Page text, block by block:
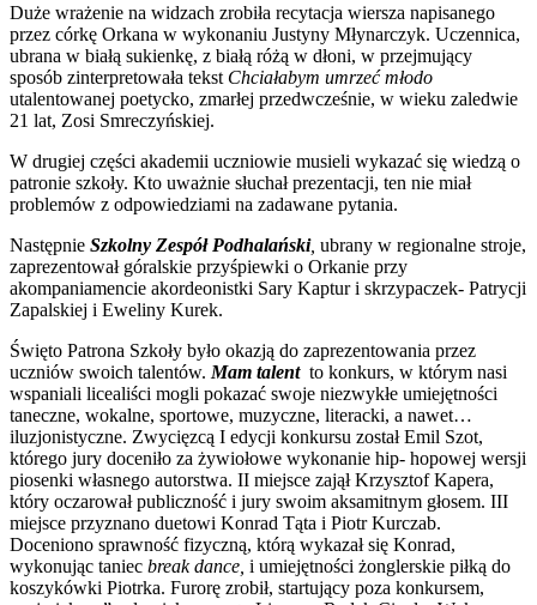
Duże wrażenie na widzach zrobiła recytacja wiersza napisanego
przez córkę Orkana w wykonaniu Justyny Młynarczyk. Uczennica,
ubrana w białą sukienkę, z białą różą w dłoni, w przejmujący
sposób zinterpretowała tekst Chciałabym umrzeć młodo
utalentowanej poetycko, zmarłej przedwcześnie, w wieku zaledwie
21 lat, Zosi Smreczyńskiej.
W drugiej części akademii uczniowie musieli wykazać się wiedzą o
patronie szkoły. Kto uważnie słuchał prezentacji, ten nie miał
problemów z odpowiedziami na zadawane pytania.
Następnie Szkolny Zespół Podhalański, ubrany w regionalne stroje,
zaprezentował góralskie przyśpiewki o Orkanie przy
akompaniamencie akordeonistki Sary Kaptur i skrzypaczek- Patrycji
Zapalskiej i Eweliny Kurek.
Święto Patrona Szkoły było okazją do zaprezentowania przez
uczniów swoich talentów. Mam talentto konkurs, w którym nasi
wspaniali licealiści mogli pokazać swoje niezwykłe umiejętności
taneczne, wokalne, sportowe, muzyczne, literacki, a nawet…
iluzjonistyczne. Zwycięzcą I edycji konkursu został Emil Szot,
którego jury doceniło za żywiołowe wykonanie hip- hopowej wersji
piosenki własnego autorstwa. II miejsce zajął Krzysztof Kapera,
który oczarował publiczność i jury swoim aksamitnym głosem. III
miejsce przyznano duetowi Konrad Tąta i Piotr Kurczab.
Doceniono sprawność fizyczną, którą wykazał się Konrad,
wykonując taniec break dance, i umiejętności żonglerskie piłką do
koszykówki Piotrka. Furorę zrobił, startujący poza konkursem,